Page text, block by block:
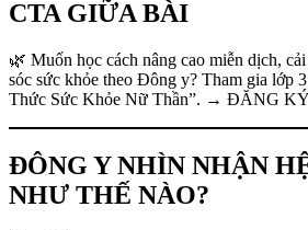
CTA GIỮA BÀI
🌿 Muốn học cách nâng cao miễn dịch,
sóc sức khỏe theo Đông y? Tham gia lớp
Thức Sức Khỏe Nữ Thần”. → ĐĂNG
ĐÔNG Y NHÌN NHẬN
NHƯ THẾ NÀO?